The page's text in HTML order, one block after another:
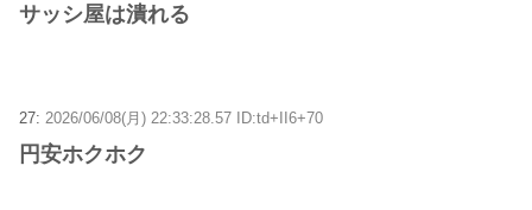
サッシ屋は潰れる
27: 2026/06/08(月) 22:33:28.57 ID:td+II6+70
円安ホクホク